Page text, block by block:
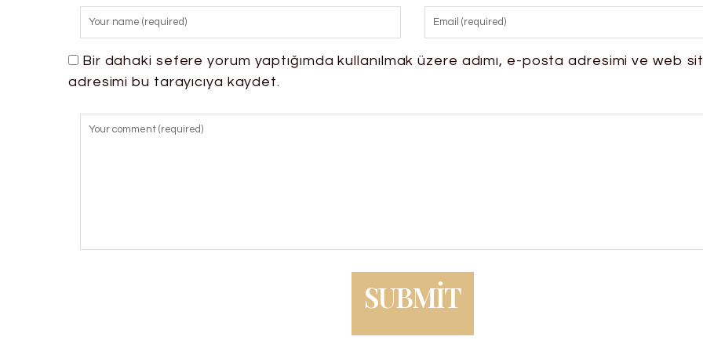
Bir dahaki sefere yorum yaptığımda kullanılmak üzere adımı, e-posta adresimi ve web
adresimi bu tarayıcıya kaydet.